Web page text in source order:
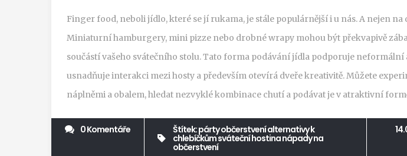
Finger food, neboli jídlo, které se jí rukama, je stále populárnější i u nás. A nejen na
Miniaturní hamburgery, mini pizze nebo drobné wrapy mohou být překvapivě
součástí vašeho svátečního stolu. Tato forma podávání jídla podporuje neformální
usnadňuje interakci mezi hosty a především otevírá dveře kreativitě. Můžete
náplněmi a obalem, hledat nezvyklé kombinace chutí a podávat je v atraktivní
0 Komentáře Štítek:párty občerstveníalternativy k
chlebíčkůmsváteční hostinanápady na
občerstvení